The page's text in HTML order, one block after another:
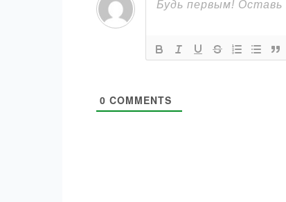
0 COMMENTS